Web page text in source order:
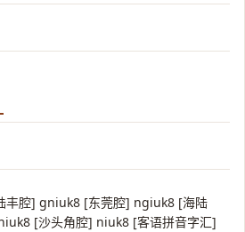
丰腔] gniuk8 [东莞腔] ngiuk8 [海陆
[沙头角腔] niuk8 [客语拼音字汇]